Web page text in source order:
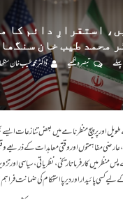
استقرارِ دائم کا
محمد طیب خان
تبصرہ لکھیے ڈاکٹر محمد طیب خان
اور پرپیچ منظرنامے میں بعض تنازعات ایسے
عارضی مفاہمتوں اور وقتی معاہدات کے ذریعے
میں کارفرما تاریخی، نظریاتی، سیاسی اور
کسی پائیدار اور دیرپا استحکام کی ضمانت